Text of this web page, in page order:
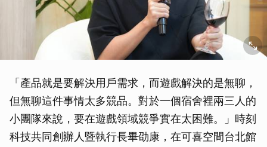
「產品就是要解決用戶需求，而遊戲解決的是無聊，
但無聊這件事情太多競品。對於一個宿舍裡兩三人的
小團隊來說，要在遊戲領域競爭實在太困難。」時刻
科技共同創辦人暨執行長畢劭康，在可喜空間台北館